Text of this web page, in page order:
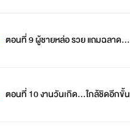
ตอนที่ 9 ผู้ชายหล่อ รวย แถมฉลาด...
ตอนที่ 10 งานวันเกิด...ใกล้ชิดอีกขั้น